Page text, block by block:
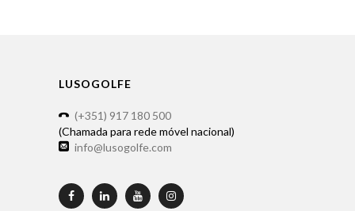
LUSOGOLFE
(+351) 917 180 500
(Chamada para rede móvel nacional)
info@lusogolfe.com